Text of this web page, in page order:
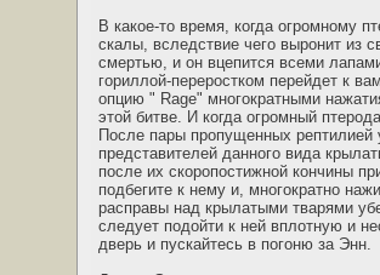
В какое-то время, когда огромному
скалы, вследствие чего выронит из
смертью, и он вцепится всеми
гориллой-переростком перейдет к
опцию " Rage" многократными
этой битве. И когда огромный
После пары пропущенных рептилией
представителей данного вида
после их скоропостижной кончины
подбегите к нему и, многократно
расправы над крылатыми тварями
следует подойти к ней вплотную и
дверь и пускайтесь в погоню за Энн.